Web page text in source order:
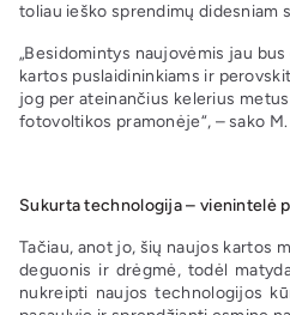
toliau ieško sprendimų didesniam
„Besidomintys naujovėmis jau
kartos puslaidininkiams ir
jog per ateinančius kelerius
fotovoltikos pramonėje“, – sako M.
Sukurta technologija – vienintelė
Tačiau, anot jo, šių naujos kartos
deguonis ir drėgmė, todėl
nukreipti naujos technologijos